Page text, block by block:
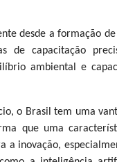
desde a formação
de capacitação
ambiental e
o Brasil tem uma
que uma
inovação,